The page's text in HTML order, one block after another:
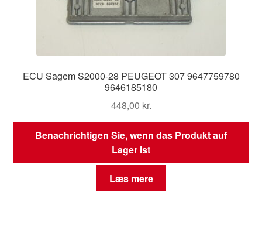
ECU Sagem S2000-28 PEUGEOT 307 9647759780
9646185180
448,00 kr.
Benachrichtigen Sie, wenn das Produkt auf
Lager ist
Læs mere